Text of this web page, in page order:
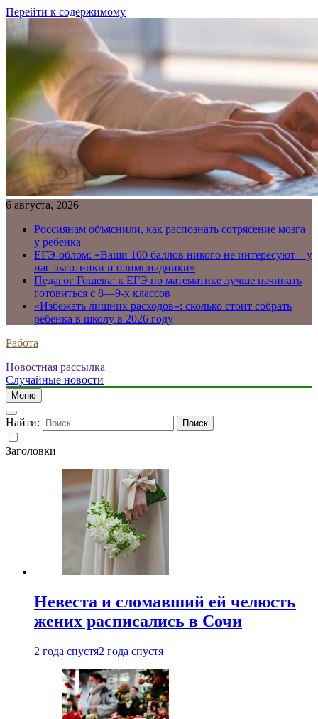
Перейти к содержимому
6 августа, 2026
Россиянам объяснили, как распознать сотрясение мозга
у ребенка
ЕГЭ-облом: «Ваши 100 баллов никого не интересуют – у
нас льготники и олимпиадники»
Педагог Гошева: к ЕГЭ по математике лучше начинать
готовиться с 8—9-х классов
«Избежать лишних расходов»: сколько стоит собрать
ребенка в школу в 2026 году
Работа
Новостная рассылка
Случайные новости
Меню
Найти:
Заголовки
Невеста и сломавший ей челюсть
жених расписались в Сочи
2 года спустя2 года спустя